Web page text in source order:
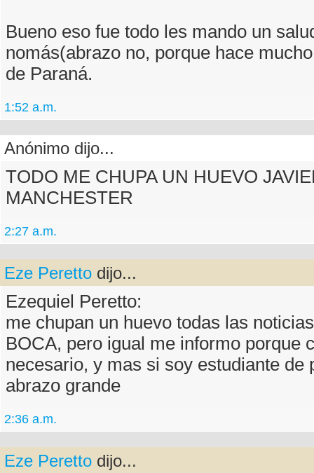
Bueno eso fue todo les mando un
nomás(abrazo no, porque hace
de Paraná.
1:52 a.m.
Anónimo dijo...
TODO ME CHUPA UN HUEVO
MANCHESTER
2:27 a.m.
Eze Peretto dijo...
Ezequiel Peretto:
me chupan un huevo todas las
BOCA, pero igual me informo porque
necesario, y mas si soy estudiante de
abrazo grande
2:36 a.m.
Eze Peretto dijo...